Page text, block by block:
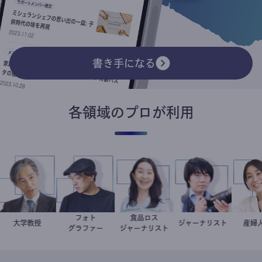
書き手になる
各領域のプロが利用
加藤忠史
大学教授 別所隆弘
フォト
グラファー
井出留美
食品ロス
ジャーナリスト
志葉玲
ジャーナリスト